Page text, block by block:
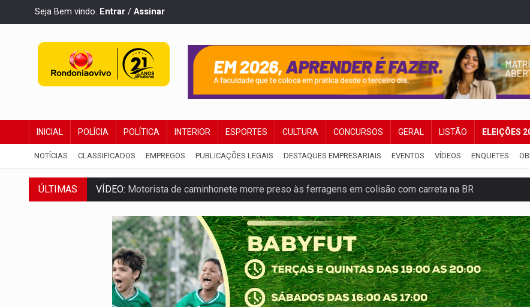
Seja Bem vindo. Entrar / Assinar
INICIAL POLÍCIA POLÍTICA INTERIOR ESPORTES CULTURA CONCURSOS GERAL LISTÃO ELEIÇÕES
NOTÍCIAS CLASSIFICADOS EMPREGOS PUBLICAÇÕES LEGAIS DESTAQUES EMPRESARIAIS EVENTOS VÍDEOS ENQUETES
ÚLTIMAS
VÍDEO:Motorista de caminhonete morre preso às ferragens em colisão com carreta na BR
LAZER: Seis lugares gratuitos para aproveitar o fim de semana em Porto Velho
VÍDEO:FTICCO e Força Tática prendem membro do CV com arma e drogas em boca de fumo
INCLUSÃO:Prefeitura fortalece parceria com a APAE para ampliar ações voltadas a PCD's
DEFESA:Exército testa inovações no combate a drones durante exercício antiaéreo
TEMAS SOCIOAMBIENTAIS:Em Itapuã do Oeste, CINEMAZÔNIA leva cinema amazônico a estudantes